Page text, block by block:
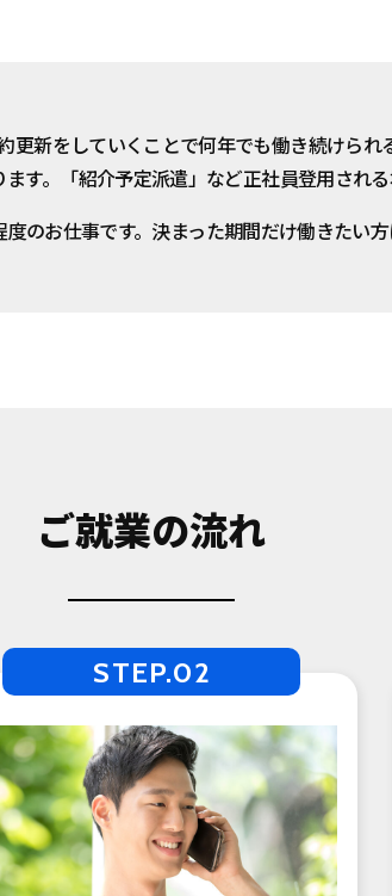
新をしていくことで何年でも働き続けられ
す。「紹介予定派遣」など正社員登用される
のお仕事です。決まった期間だけ働きたい方
ご就業の流れ
STEP.02